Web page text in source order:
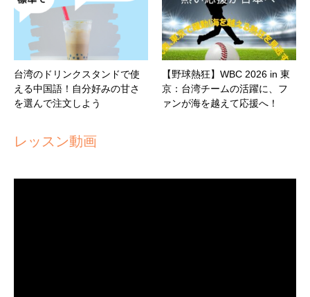
台湾のドリンクスタンドで使
える中国語！自分好みの甘さ
を選んで注文しよう
【野球熱狂】WBC 2026 in 東
京：台湾チームの活躍に、フ
ァンが海を越えて応援へ！
レッスン動画